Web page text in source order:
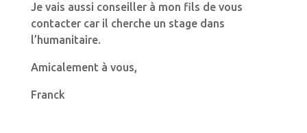
Je vais aussi conseiller à mon fils de vous
contacter car il cherche un stage dans
l’humanitaire.
Amicalement à vous,
Franck